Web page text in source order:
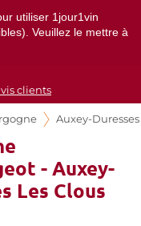
utiliser 1jour1vin
Veuillez le mettre à
clients
Auxey-Duresses
- Auxey-
Les Clous